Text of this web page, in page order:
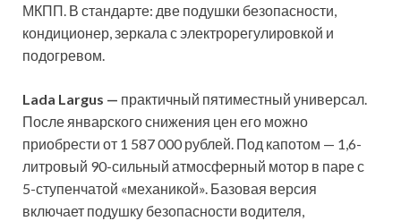
МКПП. В стандарте: две подушки безопасности,
кондиционер, зеркала с электрорегулировкой и
подогревом.
Lada Largus — практичный пятиместный универсал.
После январского снижения цен его можно
приобрести от 1 587 000 рублей. Под капотом — 1,6-
литровый 90-сильный атмосферный мотор в паре с
5-ступенчатой «механикой». Базовая версия
включает подушку безопасности водителя,